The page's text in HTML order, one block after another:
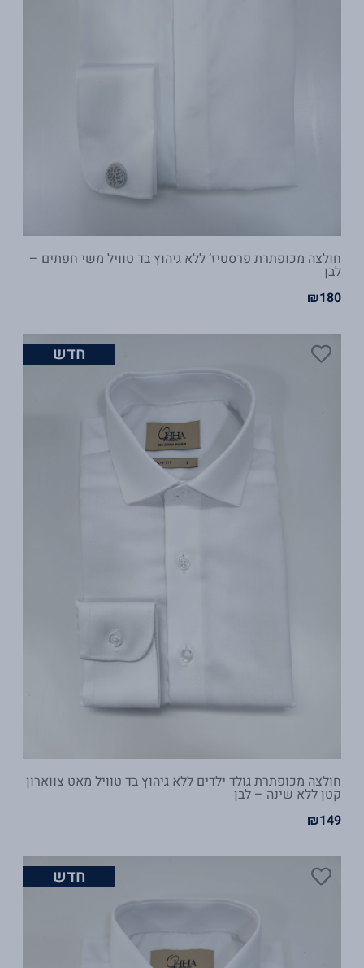
חולצה מכופתרת פרסטיז’ ללא גיהוץ בד טוויל משי חפתים –
לבן
₪180
חדש
חולצה מכופתרת גולד ילדים ללא גיהוץ בד טוויל מאט צווארון
קטן ללא שינה – לבן
₪149
חדש